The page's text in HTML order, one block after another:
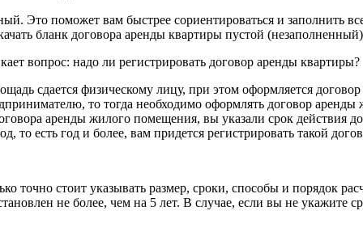
Это поможет вам быстрее сориентироваться и заполнить
бланк договора аренды квартиры пустой
вопрос: надо ли регистрировать договор аренды квартиры?
сдается физическому лицу, при этом оформляется
то тогда необходимо оформлять договор
аренды жилого помещения, вы указали срок действия
есть год и более, вам придется регистрировать такой
точно стоит указывать размер, сроки, способы и порядок
не более, чем на 5 лет. В случае, если вы не укажите